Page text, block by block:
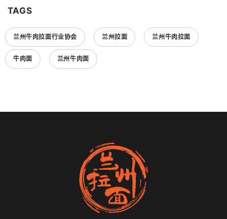
TAGS
兰州牛肉拉面行业协会 兰州拉面 兰州牛肉拉面
牛肉面 兰州牛肉面